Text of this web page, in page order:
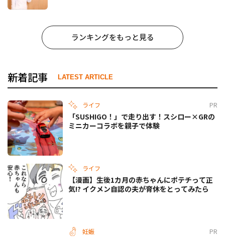
ランキングをもっと見る
新着記事 LATEST ARTICLE
ライフ PR
「SUSHIGO！」で走り出す！スシロー×GRの
ミニカーコラボを親子で体験
ライフ
【漫画】生後1カ月の赤ちゃんにポテチって正
気!? イクメン自認の夫が育休をとってみたら
妊娠 PR